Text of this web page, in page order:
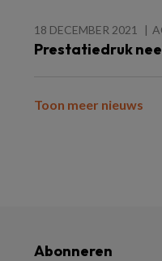
18 DECEMBER 2021
Prestatiedruk
Toon meer nieuws
Abonneren